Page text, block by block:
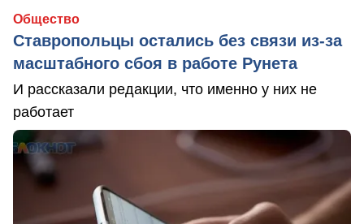
Общество
Ставропольцы остались без связи из-за
масштабного сбоя в работе Рунета
И рассказали редакции, что именно у них не
работает